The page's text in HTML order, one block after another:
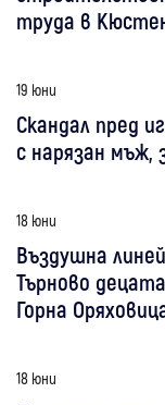
труда в
19 юни
Скандал пред
с нарязан мъж,
18 юни
Въздушна
Търново
Горна
18 юни